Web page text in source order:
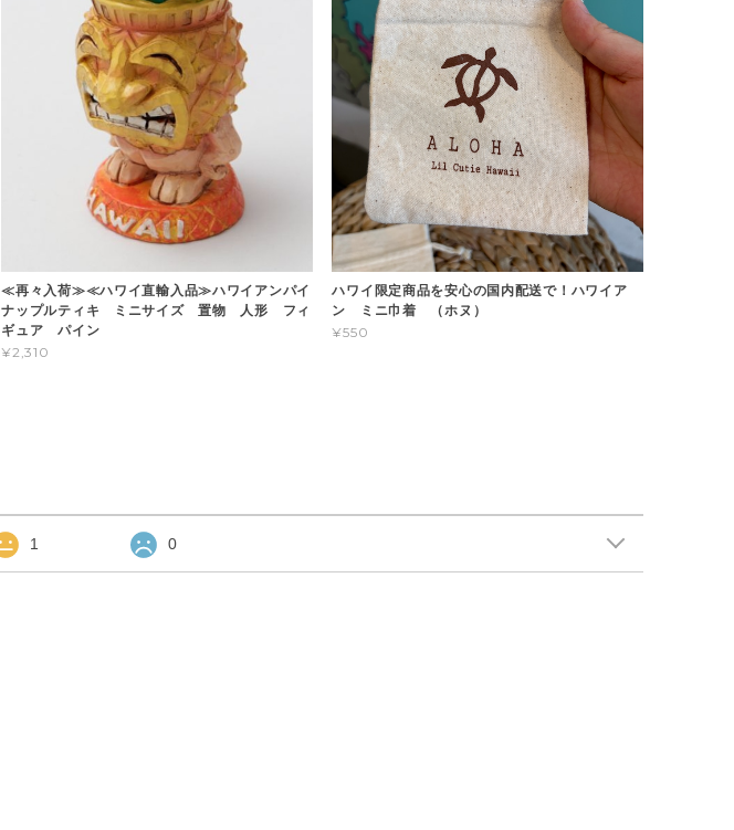
≪再々入荷≫≪ハワイ直輸入品≫ハワイアンパイ
ナップルティキ ミニサイズ 置物 人形 フィ
ギュア パイン
¥2,310
ハワイ限定商品を安心の国内配送で！ハワイア
ン ミニ巾着 （ホヌ）
¥550
1 0